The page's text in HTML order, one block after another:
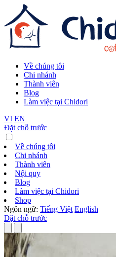
Về chúng tôi
Chi nhánh
Thành viên
Blog
Làm việc tại Chidori
VI EN
Đặt chỗ trước
Về chúng tôi
Chi nhánh
Thành viên
Nội quy
Blog
Làm việc tại Chidori
Shop
Ngôn ngữ: Tiếng Việt English
Đặt chỗ trước